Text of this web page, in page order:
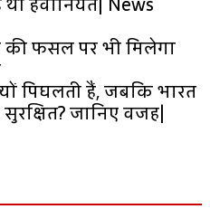
फसल पर भी मिलेगा
पिघलती हैं, जबकि भारत
जानिए वजह|